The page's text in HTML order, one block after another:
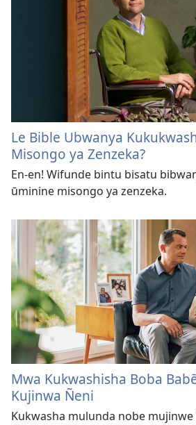
Le Bible Ubwanya
Misongo ya Zenzeka?
En-en! Wifunde bintu bisatu
ūminine misongo ya zenzeka.
Mwa Kukwashisha Boba
Kujinwa Ñeni
Kukwasha mulunda nobe